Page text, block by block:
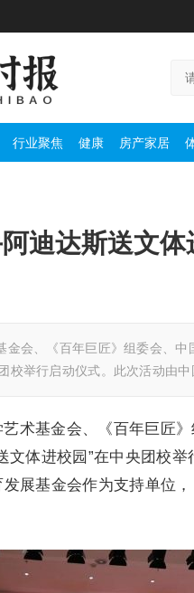
行业聚焦 健康 房产家居
迪达斯送文
金会、《百年巨匠》组委会、
校举行启动仪式。此次活动由
术基金会、《百年巨匠
文体进校园”在中央团校
展基金会作为支持单位